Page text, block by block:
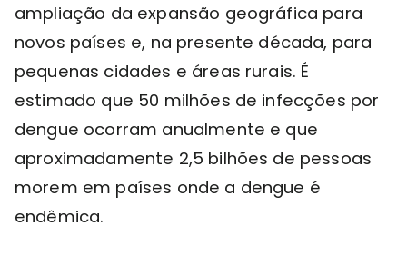
ampliação da expansão geográfica para
novos países e, na presente década, para
pequenas cidades e áreas rurais. É
estimado que 50 milhões de infecções por
dengue ocorram anualmente e que
aproximadamente 2,5 bilhões de pessoas
morem em países onde a dengue é
endêmica.